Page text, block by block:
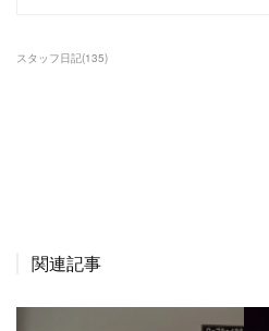
スタッフ日記(135)
関連記事